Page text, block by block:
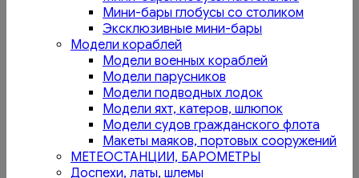
Мини-бары глобусы со столиком
Эксклюзивные мини-бары
Модели кораблей
Модели военных кораблей
Модели парусников
Модели подводных лодок
Модели яхт, катеров, шлюпок
Модели судов гражданского флота
Макеты маяков, портовых сооружений
МЕТЕОСТАНЦИИ, БАРОМЕТРЫ
Доспехи, латы, шлемы